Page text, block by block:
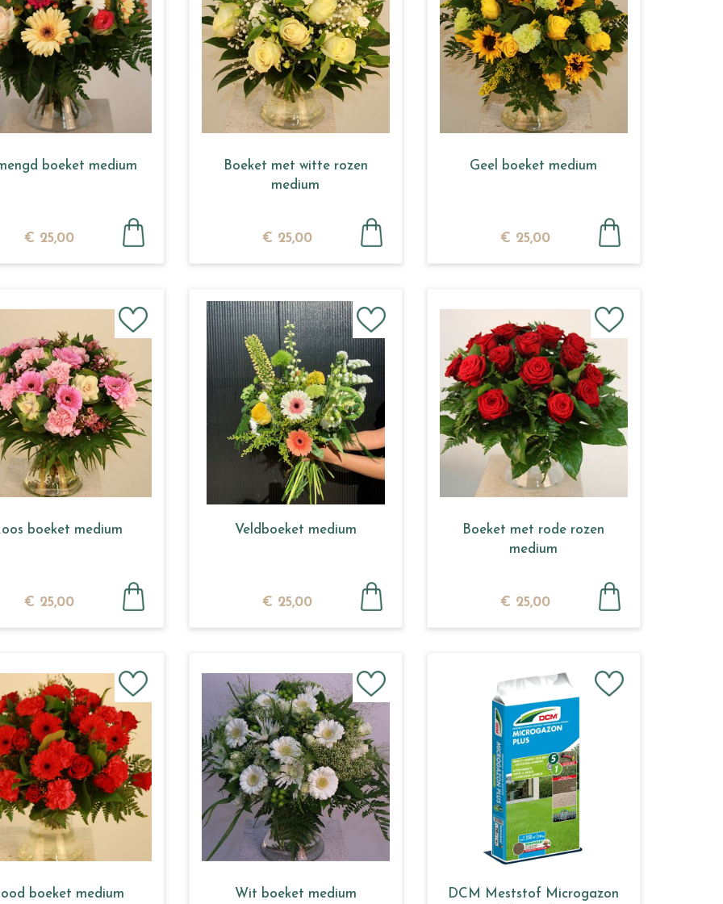
boeket medium
€ 25,00
Boeket met witte rozen
medium
€ 25,00
Geel boeket medium
€ 25,00
boeket medium
€ 25,00
Veldboeket medium
€ 25,00
Boeket met rode rozen
medium
€ 25,00
boeket medium Wit boeket medium
DCM Meststof Microgazon